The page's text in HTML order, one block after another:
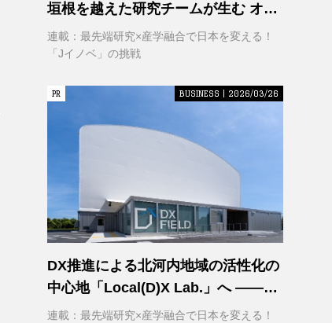
垣根を越えた研究チームが生む オー
プンイノベーション
連載：最先端研究×産学融合で日本を変える！
「Jイノベ」の挑戦
PR
PR BUSINESS | 2026/03/26
DX推進による北河内地域の活性化の
中心地「Local(D)X Lab.」へ ――延
べ1,400㎡の巨大実証空間で地域DX
連載：最先端研究×産学融合で日本を変える！